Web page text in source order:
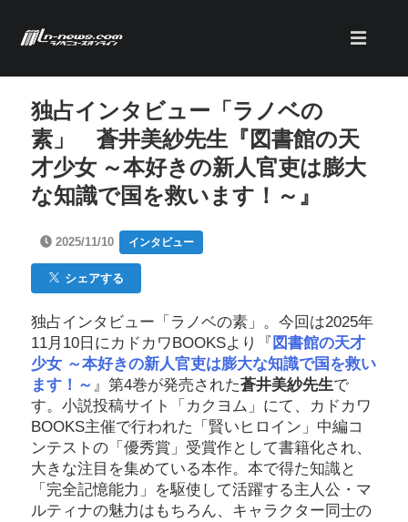
独占インタビュー「ラノベの
素」 蒼井美紗先生『図書館の天
才少女 ～本好きの新人官吏は膨大
な知識で国を救います！～』
2025/11/10 インタビュー
シェアする
独占インタビュー「ラノベの素」。今回は2025年
11月10日にカドカワBOOKSより『 図書館の天才
少女 ～本好きの新人官吏は膨大な知識で国を救い
ます！～ 』第4巻が発売された蒼井美紗先生で
す。小説投稿サイト「カクヨム」にて、カドカワ
BOOKS主催で行われた「賢いヒロイン」中編コ
ンテストの「優秀賞」受賞作として書籍化され、
大きな注目を集めている本作。本で得た知識と
「完全記憶能力」を駆使して活躍する主人公・マ
ルティナの魅力はもちろん、キャラクター同士の